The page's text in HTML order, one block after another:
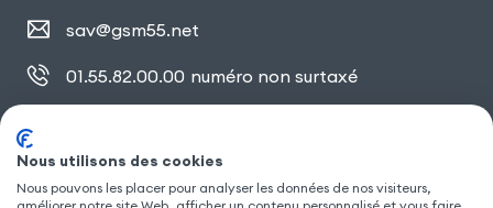
sav@gsm55.net
01.55.82.00.00 numéro non surtaxé
Nous utilisons des cookies
Nous pouvons les placer pour analyser les données de nos visiteurs,